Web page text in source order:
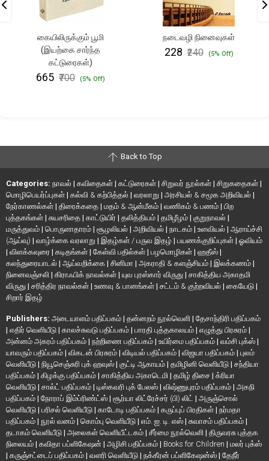
கையிலிருக்கும் பூமி
(இயற்கை சார்ந்த
கட்டுரைகள்)
₹665 ₹700 (5% Off)
நடைவழி நினைவுகள்
₹228 ₹240 (5% Off)
Back to Top
Categories: நாவல் | கவிதைகள் | கட்டுரைகள் | சிறுவர் நூல்கள் | சிறுகதைகள் |
மொழிபெயர்ப்புகள் | கல்வி & கற்பித்தல் | வரலாறு | அரசியல் & சமூக அறிவியல் |
நேர்காணல்கள் | திரைக்கதை | மதம் & ஆன்மீகம் | வணிகம் & பணம் | பிற
புத்தகங்கள் | சுயசரிதை | காட்டுயிர் | தலித்தியம் | தமிழீழம் | குறுநாவல் |
மருத்துவம் | பொருளாதாரம் | சூழலியல் | அறிவியல் | நாடகம் | உளவியல் | ஆராய்ச்சி
(ஆய்வு) | வாழ்க்கை வரலாறு | இதழ்கள் / பருவ இதழ் | பயணக்குறிப்புகள் | ஓவியம்
| விளக்கவுரை | கடிதங்கள் | கேள்வி பதில்கள் | பழமொழிகள் | ஹதீஸ் |
கலந்துரையாடல் | ஆய்வறிக்கை | சினிமா | அகராதி & களஞ்சியம் | இலக்கணம் |
நினைவஞ்சலி | கிராஃபிக் நாவல்கள் | யுவ புரஸ்கார் விருது | சாகித்திய அகாதமி
விருது | சரித்திர நாவல்கள் | உணவு & பானங்கள் | சட்டம் & குற்றவியல் | கையேடு |
சிறார் இதழ்
Publishers: அடையாளம் பதிப்பகம் | தன்னறம் நூல்வெளி | தேசாந்திரி பதிப்பகம்
| எதிர் வெளியீடு | காலச்சுவடு பதிப்பகம் | பாரதி புத்தகாலயம் | எழுத்து பிரசுரம் |
அன்னம் அகரம் பதிப்பகம் | நற்றிணை பதிப்பகம் | உயிர்மை பதிப்பகம் | வம்சி புக்ஸ் |
யாவரும் பதிப்பகம் | விகடன் பிரசுரம் | விடியல் பதிப்பகம் | விஜயா பதிப்பகம் | புலம்
வெளியீடு | நியூசெஞ்சுரி புக் ஹவுஸ் | குட்டி ஆகாயம் | தமிழினி வெளியீடு | சந்தியா
பதிப்பகம் | கிழக்கு பதிப்பகம் | சாகித்திய அகாடெமி | தமிழ் திசை | க்ரியா
வெளியீடு | சால்ட் பதிப்பகம் | டிஸ்கவரி புக் பேலஸ் | விஷ்ணுபுரம் பதிப்பகம் | அகநி
பதிப்பகம் | நோராப் இம்ப்ரிண்ட்ஸ் | சூர்யா லிட்ரேச்சர் (பி) லிட் | அருஞ்சொல்
வெளியீடு | பரிசல் வெளியீடு | காடோடி பதிப்பகம் | கருப்புப் பிரதிகள் | நர்மதா
பதிப்பகம் | நூல் வனம் | கொம்பு வெளியீடு | எம். ஐ. டி. எஸ் | சுவாசம் பதிப்பகம் |
தடாகம் வெளியீடு | அலைகள் வெளியீட்டகம் | சீர்மை நூல்வெளி | திருவரசு புத்தக
நிலையம் | கவிதா பப்ளிகேஷன் | அழிசி பதிப்பகம் | Books for Children | மலர் புக்ஸ்
| கருஞ்சட்டைப் பதிப்பகம் | வளரி வெளியீடு | நக்கீரன் பப்ளிகேஷன்ஸ் | தேநீர்